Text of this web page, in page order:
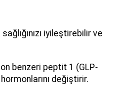
iyileştirebilir ve
benzeri peptit 1 (GLP-
değiştirir.